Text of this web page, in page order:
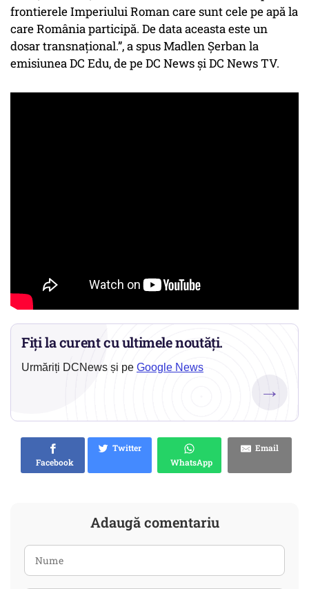
frontierele Imperiului Roman care sunt cele pe apă la
care România participă. De data aceasta este un
dosar transnațional.”, a spus Madlen Șerban la
emisiunea DC Edu, de pe DC News și DC News TV.
Fiți la curent cu ultimele noutăți.
Urmăriți DCNews și pe Google News
→
Facebook
Twitter
WhatsApp
Email
Adaugă comentariu